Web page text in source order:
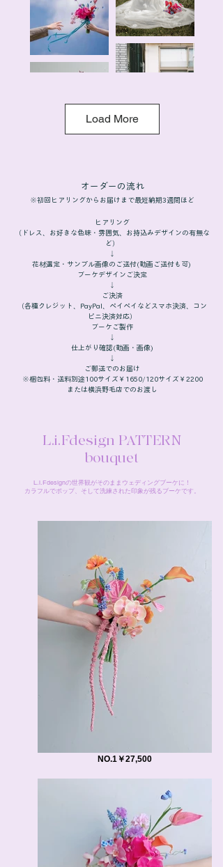
Load More
オーダーの流れ
※初回ヒアリングからお届けまで最短納期3週間ほど
ヒアリング
（ドレス、お好きな色味・雰囲気、お持込みデザインの有無な
ど）
↓
花材選定・サンプル画像のご送付(動画ご送付も可)
ブーケデザインご決定
↓
ご決済
（各種クレジット、PayPal、ペイペイなどスマホ決済、コン
ビニ決済対応）
ブーケご製作
↓
仕上がり確認(動画・画像)
↓
ご郵送でのお届け
※梱包料・送料別途100サイズ￥1650/120サイズ￥2200
または横浜野毛店でのお渡し
L.i.Fdesign PATTERN
bouquet
L.i.Fdesignの世界観がそのままウェディングブーケに！
カラフルでポップ、そして洗練された印象が残るブーケです。
NO.1￥27,500